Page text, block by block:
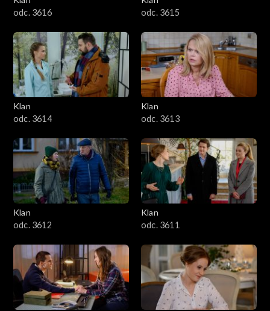
odc. 3616
odc. 3615
Klan
odc. 3614
Klan
odc. 3613
Klan
odc. 3612
Klan
odc. 3611